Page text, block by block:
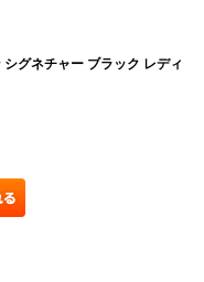
グネチャー ブラック レディ